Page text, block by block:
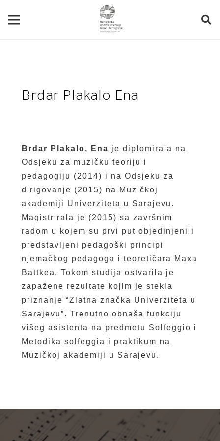
Brdar Plakalo Ena
Brdar Plakalo, Ena je diplomirala na
Odsjeku za muzičku teoriju i
pedagogiju (2014) i na Odsjeku za
dirigovanje (2015) na Muzičkoj
akademiji Univerziteta u Sarajevu.
Magistrirala je (2015) sa završnim
radom u kojem su prvi put objedinjeni i
predstavljeni pedagoški principi
njemačkog pedagoga i teoretičara Maxa
Battkea. Tokom studija ostvarila je
zapažene rezultate kojim je stekla
priznanje “Zlatna značka Univerziteta u
Sarajevu”. Trenutno obnaša funkciju
višeg asistenta na predmetu Solfeggio i
Metodika solfeggia i praktikum na
Muzičkoj akademiji u Sarajevu.